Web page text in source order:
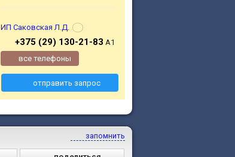
ИП Саковская Л.Д.
+375 (29) 130-21-83 А1
все телефоны
отправить запрос
запомнить